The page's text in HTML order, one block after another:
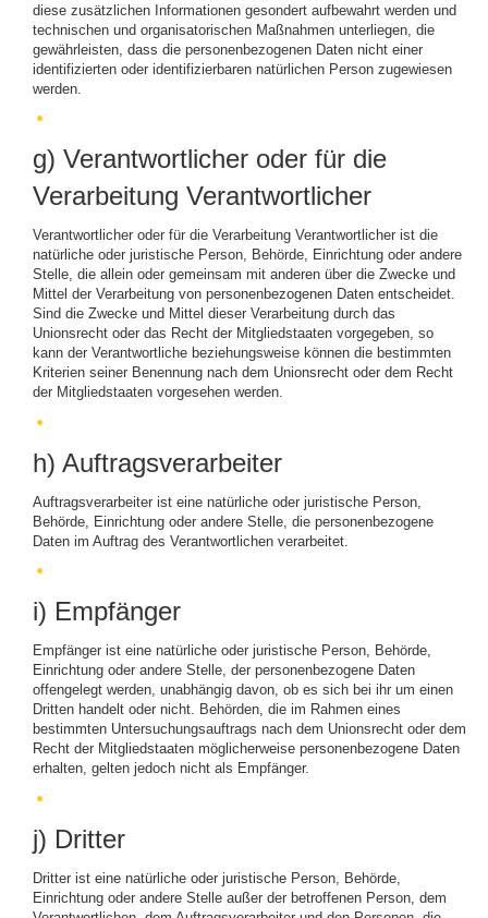
diese zusätzlichen Informationen gesondert aufbewahrt werden und
technischen und organisatorischen Maßnahmen unterliegen, die
gewährleisten, dass die personenbezogenen Daten nicht einer
identifizierten oder identifizierbaren natürlichen Person zugewiesen
werden.
g) Verantwortlicher oder für die
Verarbeitung Verantwortlicher
Verantwortlicher oder für die Verarbeitung Verantwortlicher ist die
natürliche oder juristische Person, Behörde, Einrichtung oder andere
Stelle, die allein oder gemeinsam mit anderen über die Zwecke und
Mittel der Verarbeitung von personenbezogenen Daten entscheidet.
Sind die Zwecke und Mittel dieser Verarbeitung durch das
Unionsrecht oder das Recht der Mitgliedstaaten vorgegeben, so
kann der Verantwortliche beziehungsweise können die bestimmten
Kriterien seiner Benennung nach dem Unionsrecht oder dem Recht
der Mitgliedstaaten vorgesehen werden.
h) Auftragsverarbeiter
Auftragsverarbeiter ist eine natürliche oder juristische Person,
Behörde, Einrichtung oder andere Stelle, die personenbezogene
Daten im Auftrag des Verantwortlichen verarbeitet.
i) Empfänger
Empfänger ist eine natürliche oder juristische Person, Behörde,
Einrichtung oder andere Stelle, der personenbezogene Daten
offengelegt werden, unabhängig davon, ob es sich bei ihr um einen
Dritten handelt oder nicht. Behörden, die im Rahmen eines
bestimmten Untersuchungsauftrags nach dem Unionsrecht oder dem
Recht der Mitgliedstaaten möglicherweise personenbezogene Daten
erhalten, gelten jedoch nicht als Empfänger.
j) Dritter
Dritter ist eine natürliche oder juristische Person, Behörde,
Einrichtung oder andere Stelle außer der betroffenen Person, dem